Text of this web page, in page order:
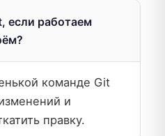
если работаем
команде Git
и
правку.